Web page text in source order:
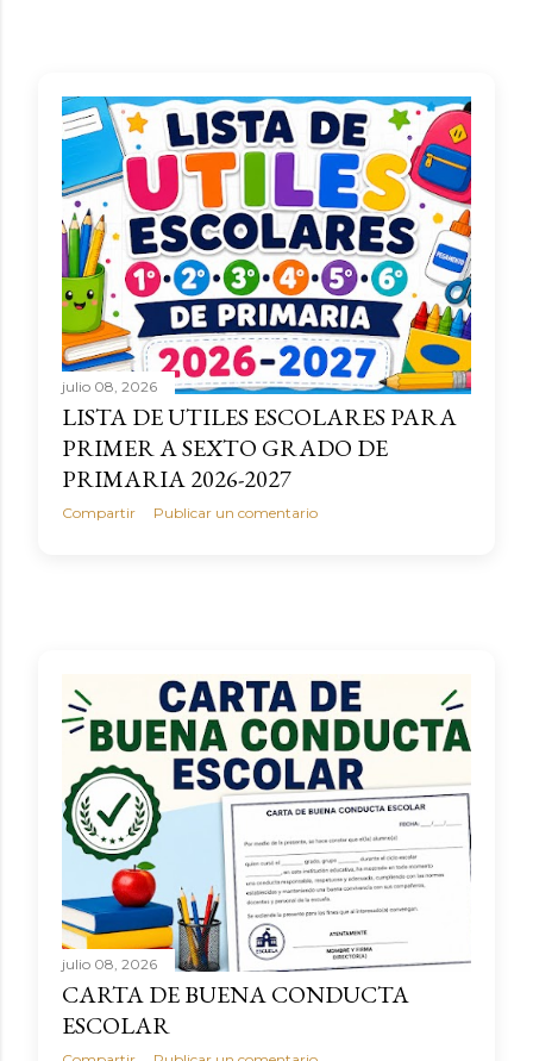
julio 08, 2026
LISTA DE UTILES ESCOLARES PARA
PRIMER A SEXTO GRADO DE
PRIMARIA 2026-2027
Compartir Publicar un comentario
julio 08, 2026
CARTA DE BUENA CONDUCTA
ESCOLAR